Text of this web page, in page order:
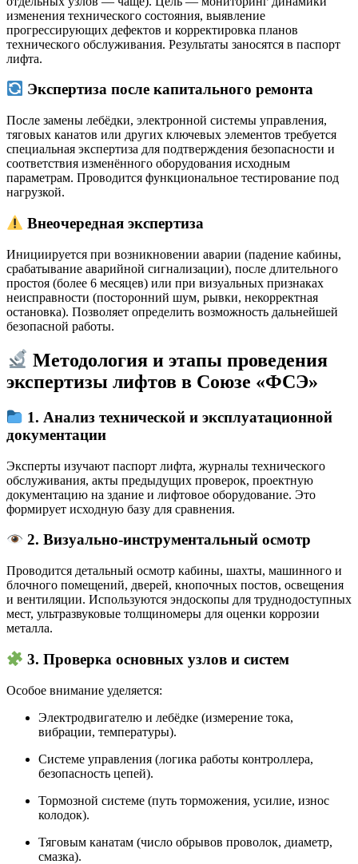
изменения технического состояния, выявление
прогрессирующих дефектов и корректировка планов
технического обслуживания. Результаты заносятся в паспорт
лифта.
Экспертиза после капитального ремонта
После замены лебёдки, электронной системы управления,
тяговых канатов или других ключевых элементов требуется
специальная экспертиза для подтверждения безопасности и
соответствия изменённого оборудования исходным
параметрам. Проводится функциональное тестирование под
нагрузкой.
Внеочередная экспертиза
Инициируется при возникновении аварии (падение кабины,
срабатывание аварийной сигнализации), после длительного
простоя (более 6 месяцев) или при визуальных признаках
неисправности (посторонний шум, рывки, некорректная
остановка). Позволяет определить возможность дальнейшей
безопасной работы.
Методология и этапы проведения
экспертизы лифтов в Союзе «ФСЭ»
1. Анализ технической и эксплуатационной
документации
Эксперты изучают паспорт лифта, журналы технического
обслуживания, акты предыдущих проверок, проектную
документацию на здание и лифтовое оборудование. Это
формирует исходную базу для сравнения.
2. Визуально-инструментальный осмотр
Проводится детальный осмотр кабины, шахты, машинного и
блочного помещений, дверей, кнопочных постов, освещения
и вентиляции. Используются эндоскопы для труднодоступных
мест, ультразвуковые толщиномеры для оценки коррозии
металла.
3. Проверка основных узлов и систем
Особое внимание уделяется:
Электродвигателю и лебёдке (измерение тока,
вибрации, температуры).
Системе управления (логика работы контроллера,
безопасность цепей).
Тормозной системе (путь торможения, усилие, износ
колодок).
Тяговым канатам (число обрывов проволок, диаметр,
смазка).